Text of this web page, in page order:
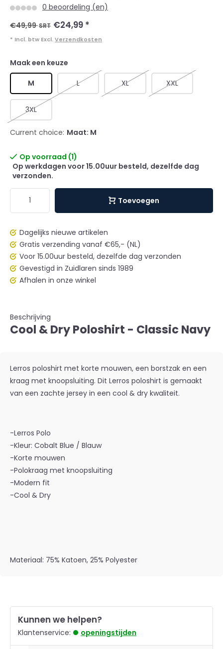
0 beoordeling (en)
€49,99SRT €24,99 *
* Incl. btw Excl. Verzendkosten
Maak een keuze
M L XL XXL
3XL
Current choice: Maat: M
Op voorraad (1)
Op werkdagen voor 15.00uur besteld, dezelfde dag
verzonden.
Toevoegen
Dagelijks nieuwe artikelen
Gratis verzending vanaf €65,- (NL)
Voor 15.00uur besteld, dezelfde dag verzonden
Gevestigd in Zuidlaren sinds 1989
Afhalen in onze winkel
Beschrijving
Cool & Dry Poloshirt - Classic Navy
Lerros poloshirt met korte mouwen, een borstzak en een
kraag met knoopsluiting. Dit Lerros poloshirt is gemaakt
van een zachte jersey in een cool & dry kwaliteit.
-Lerros Polo
-Kleur: Cobalt Blue / Blauw
-Korte mouwen
-Polokraag met knoopsluiting
-Modern fit
-Cool & Dry
Materiaal: 75% Katoen, 25% Polyester
Kunnen we helpen?
Klantenservice: openingstijden